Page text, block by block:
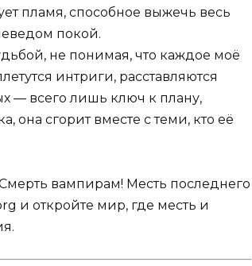
пламя, способное выжечь весь
покой.
не понимая, что каждое моё
интриги, расставляются
— всего лишь ключ к плану,
она сгорит вместе с теми, кто её
вампирам! Месть последнего
и откройте мир, где месть и